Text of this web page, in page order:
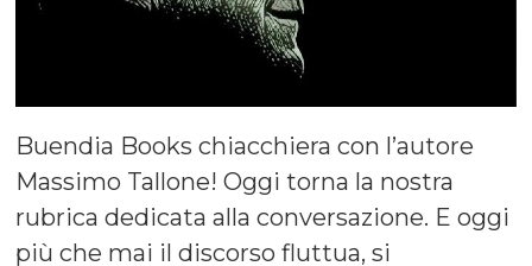
Buendia Books chiacchiera con l’autore
Massimo Tallone! Oggi torna la nostra
rubrica dedicata alla conversazione. E oggi
più che mai il discorso fluttua, si